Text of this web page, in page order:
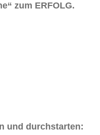
zum ERFOLG.
und durchstarten: